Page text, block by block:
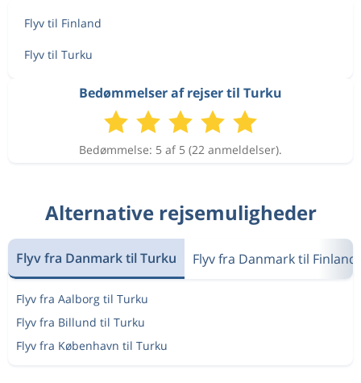
Flyv til Finland
Flyv til Turku
Bedømmelser af rejser til Turku
Bedømmelse: 5 af 5 (22 anmeldelser).
Alternative rejsemuligheder
Flyv fra Danmark til Turku Flyv fra Danmark til Finland
Flyv fra Aalborg til Turku
Flyv fra Billund til Turku
Flyv fra København til Turku